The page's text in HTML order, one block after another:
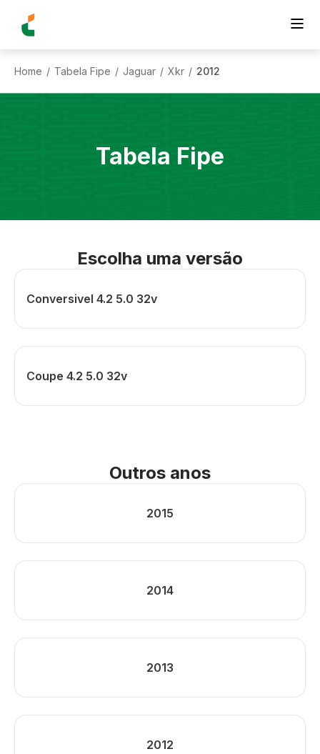
Home / Tabela Fipe / Jaguar / Xkr / 2012
Tabela Fipe
Escolha uma versão
Conversivel 4.2 5.0 32v
Coupe 4.2 5.0 32v
Outros anos
2015
2014
2013
2012